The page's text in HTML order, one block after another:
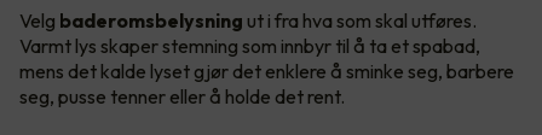
Velg baderomsbelysning ut i fra hva som skal utføres.
Varmt lys skaper stemning som innbyr til å ta et spabad,
mens det kalde lyset gjør det enklere å sminke seg, barbere
seg, pusse tenner eller å holde det rent.